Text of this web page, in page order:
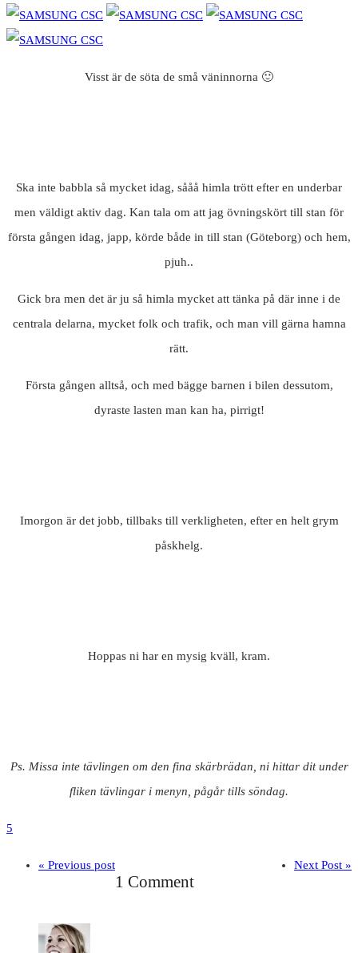
Visst är de söta de små väninnorna 🙂
Ska inte babbla så mycket idag, sååå himla trött efter en underbar
men väldigt aktiv dag. Kan tala om att jag övningskört till stan för
första gången idag, japp, körde både in till stan (Göteborg) och hem,
pjuh..
Gick bra men det är ju så himla mycket att tänka på där inne i de
centrala delarna, mycket folk och trafik, och man vill gärna hamna
rätt.
Första gången alltså, och med bägge barnen i bilen dessutom,
dyraste lasten man kan ha, pirrigt!
Imorgon är det jobb, tillbaks till verkligheten, efter en helt grym
påskhelg.
Hoppas ni har en mysig kväll, kram.
Ps. Missa intetävlingen om den fina skärbrädan, ni hittar dit under
fliken tävlingar i menyn, pågår tills söndag.
5
« Previous post Next Post »
1 Comment